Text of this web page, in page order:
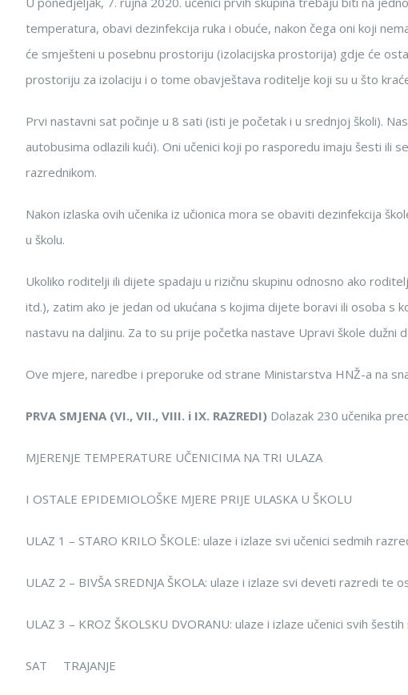
temperatura, obavi dezinfekcija ruka i obuće, nakon čega oni koji
će smješteni u posebnu prostoriju (izolacijska prostorija) gdje će
prostoriju za izolaciju i o tome obavještava roditelje koji su u što
Prvi nastavni sat počinje u 8 sati (isti je početak i u srednjoj školi).
autobusima odlazili kući). Oni učenici koji po rasporedu imaju šesti
razrednikom.
Nakon izlaska ovih učenika iz učionica mora se obaviti dezinfekcija
u školu.
Ukoliko roditelji ili dijete spadaju u rizičnu skupinu odnosno ako
itd.), zatim ako je jedan od ukućana s kojima dijete boravi ili osoba
nastavu na daljinu. Za to su prije početka nastave Upravi škole dužni
Ove mjere, naredbe i preporuke od strane Ministarstva HNŽ-a na
PRVA SMJENA (VI., VII., VIII. i IX. RAZREDI) Dolazak 230 učenika
MJERENJE TEMPERATURE UČENICIMA NA TRI ULAZA
I OSTALE EPIDEMIOLOŠKE MJERE PRIJE ULASKA U ŠKOLU
ULAZ 1 – STARO KRILO ŠKOLE: ulaze i izlaze svi učenici sedmih
ULAZ 2 – BIVŠA SREDNJA ŠKOLA: ulaze i izlaze svi deveti razredi te
ULAZ 3 – KROZ ŠKOLSKU DVORANU: ulaze i izlaze učenici svih
SAT TRAJANJE